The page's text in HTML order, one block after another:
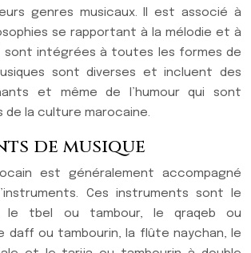
genres musicaux. Il est associé à
se rapportant à la mélodie et à
sont intégrées à toutes les formes de
sont diverses et incluent des
et même de l’humour qui sont
la culture marocaine.
de musique
est généralement accompagné
Ces instruments sont le
le tbel ou tambour, le qraqeb ou
daff ou tambourin, la flûte naychan, le